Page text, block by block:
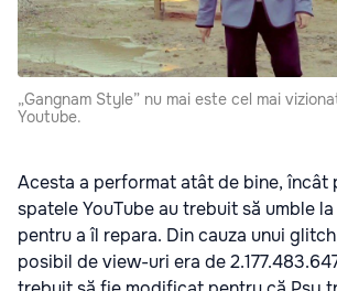
„Gangnam Style” nu mai este cel mai
Youtube.
Acesta a performat atât de bine, încât
spatele YouTube au trebuit să umble
pentru a îl repara. Din cauza unui
posibil de view-uri era de